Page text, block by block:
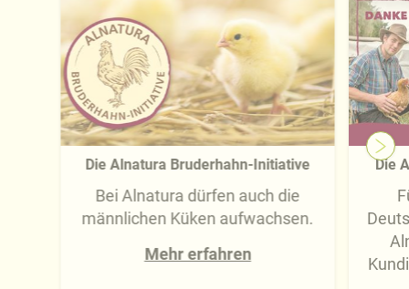
Die Alnatura Bruderhahn-Initiative
Bei Alnatura dürfen auch die
männlichen Küken aufwachsen.
Mehr erfahren
Die